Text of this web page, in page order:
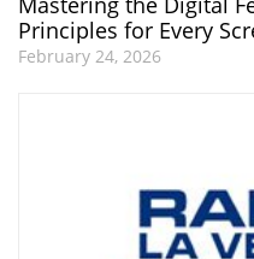
Principles for Every
February 24, 2026